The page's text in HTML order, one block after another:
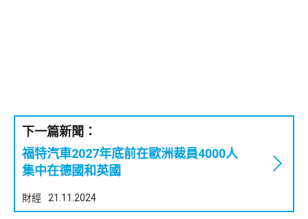
下一篇新聞：
福特汽車2027年底前在歐洲裁員4000人
集中在德國和英國
財經 21.11.2024